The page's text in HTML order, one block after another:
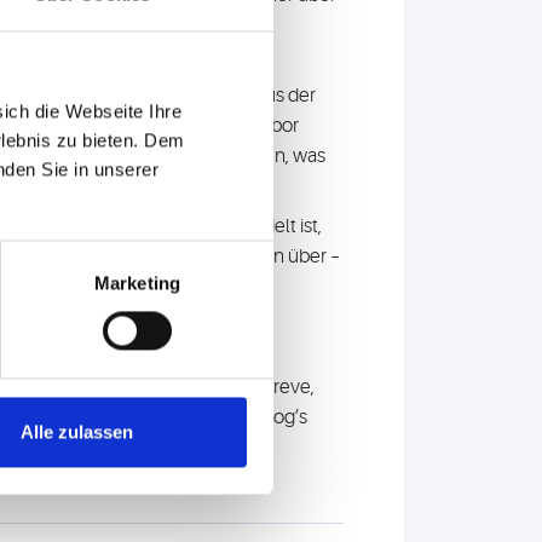
die Webseite Ihre
zu bieten. Dem
Sie in unserer
Marketing
Alle zulassen
laufen bereits.
Genome sowie die
von Patient*innen aus der
setzt Bioscientia als erstes Labor
so effizienter identifiziert werden, was
in Frankfurt am Main angesiedelt ist,
liefern wertvolle Informationen über –
Grundlagen- und angewandte
Christian Betz, Carola Greve,
of an extremely fast dog’s